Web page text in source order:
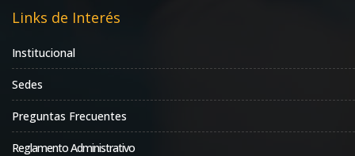
Links de Interés
Institucional
Sedes
Preguntas Frecuentes
Reglamento Administrativo